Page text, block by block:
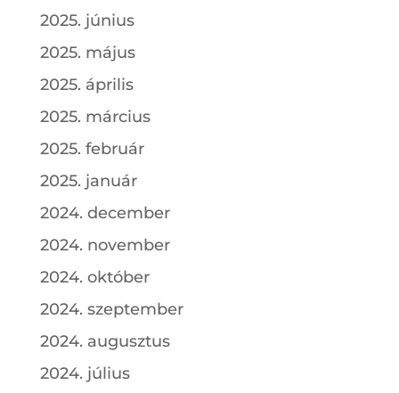
2025. június
2025. május
2025. április
2025. március
2025. február
2025. január
2024. december
2024. november
2024. október
2024. szeptember
2024. augusztus
2024. július